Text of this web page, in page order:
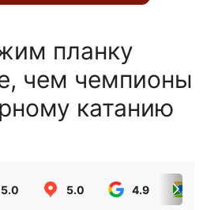
планку
чем чемпионы
катанию
5.0 5.0 4.9